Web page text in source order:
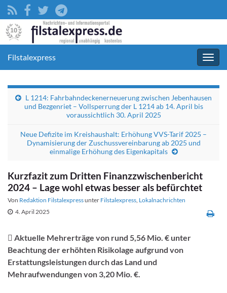
Filstalexpress
L 1214: Fahrbahndeckenerneuerung zwischen Jebenhausen
und Bezgenriet – Vollsperrung der L 1214 ab 14. April bis
voraussichtlich 30. April 2025
Neue Defizite im Kreishaushalt: Erhöhung VVS-Tarif 2025 –
Dynamisierung der Zuschussvereinbarung ab 2025 und
einmalige Erhöhung des Eigenkapitals
Kurzfazit zum Dritten Finanzzwischenbericht
2024 – Lage wohl etwas besser als befürchtet
Von Redaktion Filstalexpressunter Filstalexpress, Lokalnachrichten
4. April 2025
 Aktuelle Mehrerträge von rund 5,56 Mio. € unter
Beachtung der erhöhten Risikolage aufgrund von
Erstattungsleistungen durch das Land und
Mehraufwendungen von 3,20 Mio. €.